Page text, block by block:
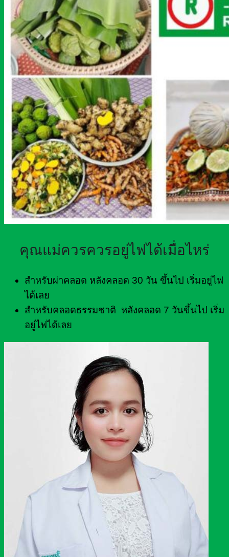
คุณแม่ควรควรอยู่ไฟได้เมื่อไหร่
สำหรับผ่าคลอด หลังคลอด 30 วัน ขึ้นไป เริ่มอยู่ไฟ
ได้เลย
สำหรับคลอดธรรมชาติ หลังคลอด 7 วันขึ้นไป เริ่ม
อยู่ไฟได้เลย